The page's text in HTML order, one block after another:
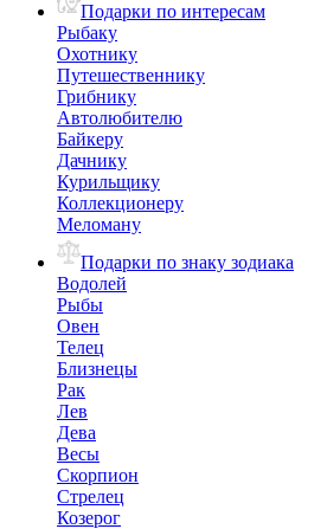
Подарки по интересам
Рыбаку
Охотнику
Путешественнику
Грибнику
Автолюбителю
Байкеру
Дачнику
Курильщику
Коллекционеру
Меломану
Подарки по знаку зодиака
Водолей
Рыбы
Овен
Телец
Близнецы
Рак
Лев
Дева
Весы
Скорпион
Стрелец
Козерог